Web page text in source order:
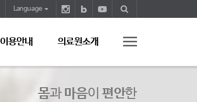
Language
이용안내 의료원소개
몸과 마음이 편안한